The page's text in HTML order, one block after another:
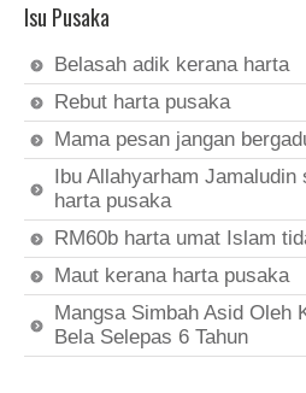
Isu Pusaka
Belasah adik kerana harta
Rebut harta pusaka
Mama pesan jangan
Ibu Allahyarham
harta pusaka
RM60b harta umat Islam
Maut kerana harta pusaka
Mangsa Simbah Asid Oleh
Bela Selepas 6 Tahun